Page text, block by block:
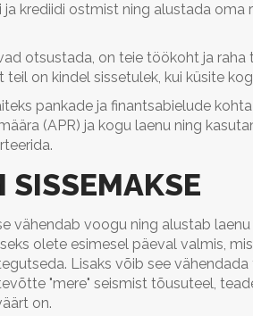
krediidi ostmist ning alustada oma
otsustada, on teie töökoht ja raha
on kindel sissetulek, kui küsite
pankade ja finantsabielude
(APR) ja kogu laenu ning
SISSEMAKSE
vähendab voogu ning alustab
olete esimesel päeval valmis,
Lisaks võib see vähendada
"mere" seismist tõusuteel,
on.